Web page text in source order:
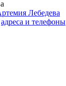
Лебедева
адреса и телефоны